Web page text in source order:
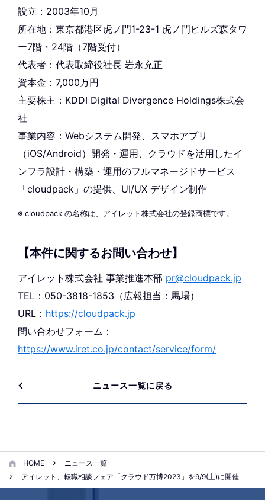
設立：2003年10月
所在地：東京都港区虎ノ門1-23-1 虎ノ門ヒルズ森タワ
ー7階・24階（7階受付）
代表者：代表取締役社長 岩永充正
資本金：7,000万円
主要株主：KDDI Digital Divergence Holdings株式会
社
事業内容：Webシステム開発、スマホアプリ
（iOS/Android）開発・運用、クラウドを活用したイ
ンフラ設計・構築・運用のフルマネージドサービス
「cloudpack」の提供、UI/UX デザイン制作
※ cloudpack の名称は、アイレット株式会社の登録商標です。
【本件に関するお問い合わせ】
アイレット株式会社 事業推進本部 pr@cloudpack.jp
TEL：050-3818-1853（広報担当：馬場）
URL： https://cloudpack.jp
問い合わせフォーム：
https://www.iret.co.jp/contact/service/form/
ニュース一覧に戻る
HOME
ニュース一覧
アイレット、転職相談フェア「クラウド万博2023」を9/9(土)に開催